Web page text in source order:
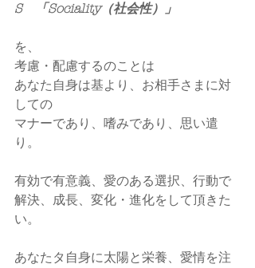
S　「Sociality（社会性）」
を、
考慮・配慮するのことは
あなた自身は基より、お相手さまに対
しての
マナーであり、嗜みであり、思い遣
り。
有効で有意義、愛のある選択、行動で
解決、成長、変化・進化をして頂きた
い。
あなたタ自身に太陽と栄養、愛情を注